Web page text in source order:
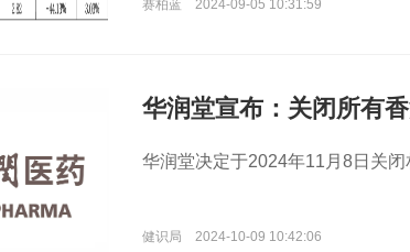
赛柏蓝 2024-09-05 10:31:59
华润堂宣布：关闭所有
华润堂决定于2024年11月8日关闭
健识局 2024-10-09 10:42:06